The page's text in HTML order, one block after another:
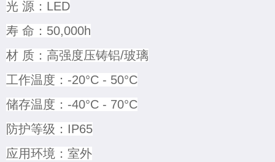
光 源：LED
寿 命：50,000h
材 质：高强度压铸铝/玻璃
工作温度：-20°C - 50°C
储存温度：-40°C - 70°C
防护等级：IP65
应用环境：室外